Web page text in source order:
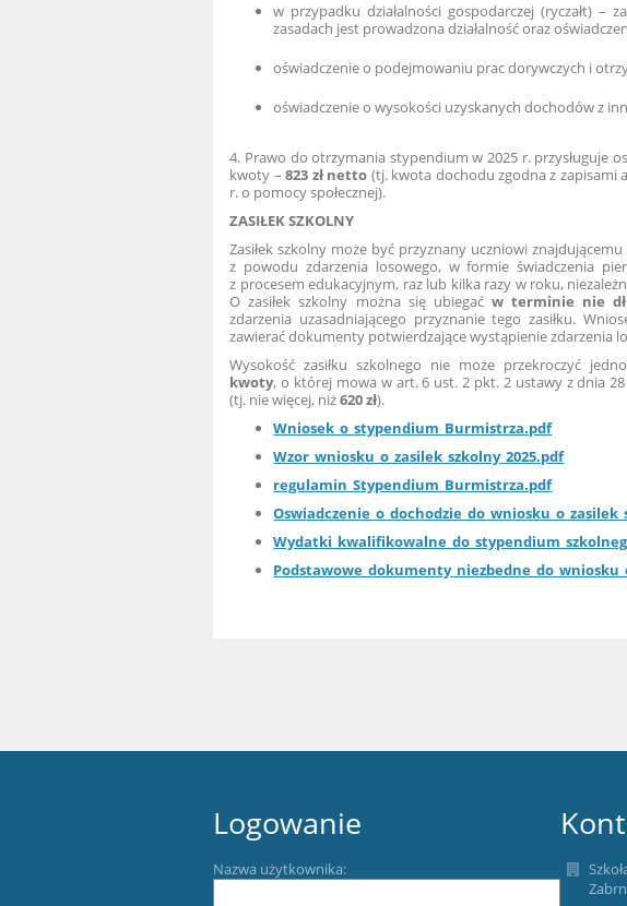
w przypadku działalności gospodarczej (ryczałt) –
zasadach jest prowadzona działalność oraz
oświadczenie o podejmowaniu prac dorywczych i
oświadczenie o wysokości uzyskanych dochodów z
4. Prawo do otrzymania stypendium w 2025 r. przysługuje
kwoty –823 zł netto (tj. kwota dochodu zgodna z zapisami
r. o pomocy społecznej).
ZASIŁEK SZKOLNY
Zasiłek szkolny może być przyznany uczniowi
z powodu zdarzenia losowego, w formie świadczenia
z procesem edukacyjnym, raz lub kilka razy w roku,
O zasiłek szkolny można się ubiegać w terminie nie
zdarzenia uzasadniającego przyznanie tego zasiłku.
zawierać dokumenty potwierdzające wystąpienie zdarzenia
Wysokość zasiłku szkolnego nie może przekroczyć
kwoty, o której mowa w art. 6 ust. 2 pkt. 2 ustawy z dnia
(tj. nie więcej, niż620 zł).
Wniosek_o_stypendium_Burmistrza.pdf
Wzor_wniosku_o_zasilek_szkolny_2025.pdf
regulamin_Stypendium_Burmistrza.pdf
Logowanie
Nazwa użytkownika: